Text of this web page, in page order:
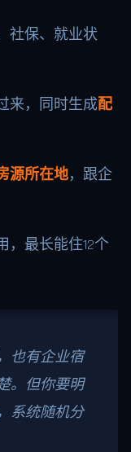
社保、就业状
来，同时生成配
源所在地，跟企
，最长能住12个
也有企业宿
。但你要明
系统随机分